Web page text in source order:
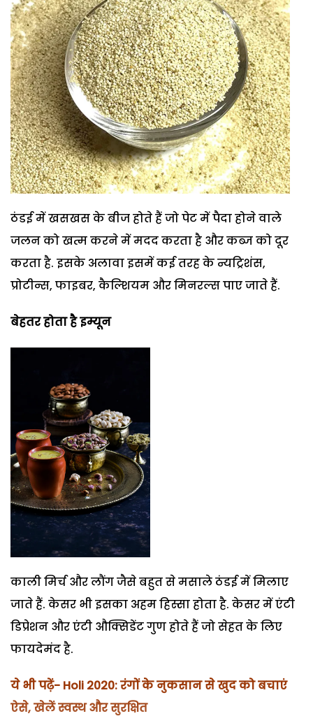
ठंडई में खसखस के बीज होते हैं जो पेट में पैदा होने वाले
जलन को खत्म करने में मदद करता है और कब्ज को दूर
करता है. इसके अलावा इसमें कई तरह के न्यट्रिशंस,
प्रोटीन्स, फाइबर, कैल्शियम और मिनरल्स पाए जाते हैं.
बेहतर होता है इम्यून
काली मिर्च और लौंग जैसे बहुत से मसाले ठंडई में मिलाए
जाते हैं. केसर भी इसका अहम हिस्सा होता है. केसर में एंटी
डिप्रेशन और एंटी औक्सिडेंट गुण होते हैं जो सेहत के लिए
फायदेमंद है.
ये भी पढ़ें- Holi 2020: रंगों के नुकसान से खुद को बचाएं
ऐसे, खेलें स्वस्थ और सुरक्षित